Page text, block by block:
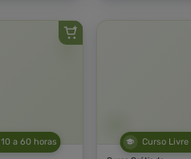
10 a 60 horas Curso Livre